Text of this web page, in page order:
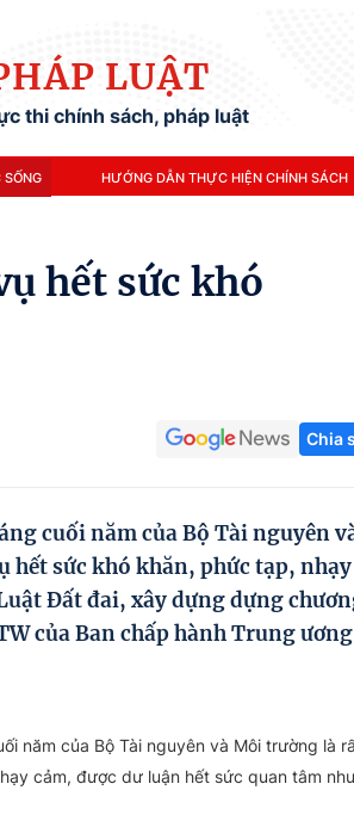
LUẬT
thi chính sách, pháp luật
SỐNG HƯỚNG DẪN THỰC HIỆN CHÍNH SÁCH
hết sức khó
Chia
cuối năm của Bộ Tài nguyên
sức khó khăn, phức tạp, nhạy
Đất đai, xây dựng dựng
của Ban chấp hành Trung ương
năm của Bộ Tài nguyên và Môi trường là
cảm, được dư luận hết sức quan tâm